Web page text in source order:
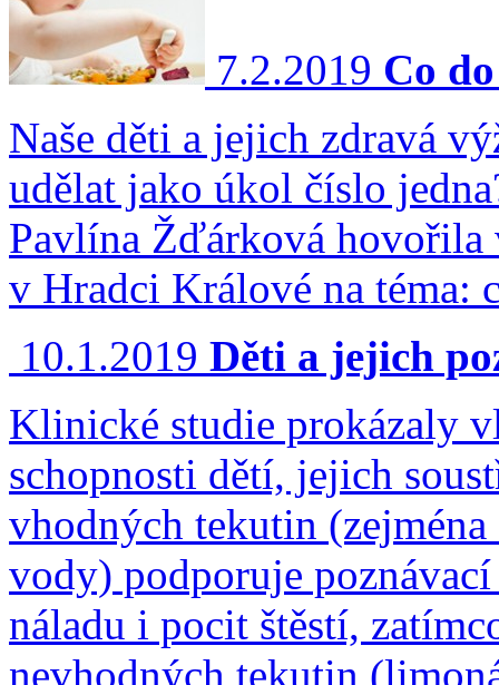
7.2.2019 Co
Naše děti a jejich zdravá
udělat jako úkol číslo
Pavlína Žďárková hovořila
v Hradci Králové na
10.1.2019 Děti a jejich
Klinické studie prokázaly
schopnosti dětí, jejich
vhodných tekutin
vody) podporuje
náladu i pocit štěstí,
nevhodných tekutin